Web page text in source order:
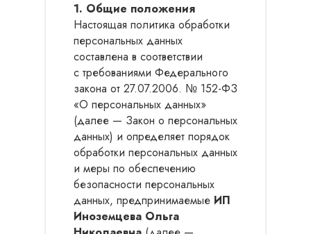
1. Общие положения
Настоящая политика обработки
персональных данных
составлена в соответствии
с требованиями Федерального
закона от 27.07.2006. № 152-ФЗ
«О персональных данных»
(далее — Закон о персональных
данных) и определяет порядок
обработки персональных данных
и меры по обеспечению
безопасности персональных
данных, предпринимаемые ИП
Иноземцева Ольга